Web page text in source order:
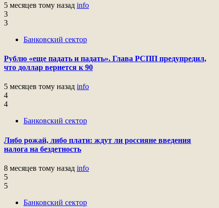
5 месяцев тому назад info
3
3
Банковский сектор
Рублю «еще падать и падать». Глава РСПП предупредил,
что доллар вернется к 90
5 месяцев тому назад info
4
4
Банковский сектор
Либо рожай, либо плати: ждут ли россияне введения
налога на бездетность
8 месяцев тому назад info
5
5
Банковский сектор